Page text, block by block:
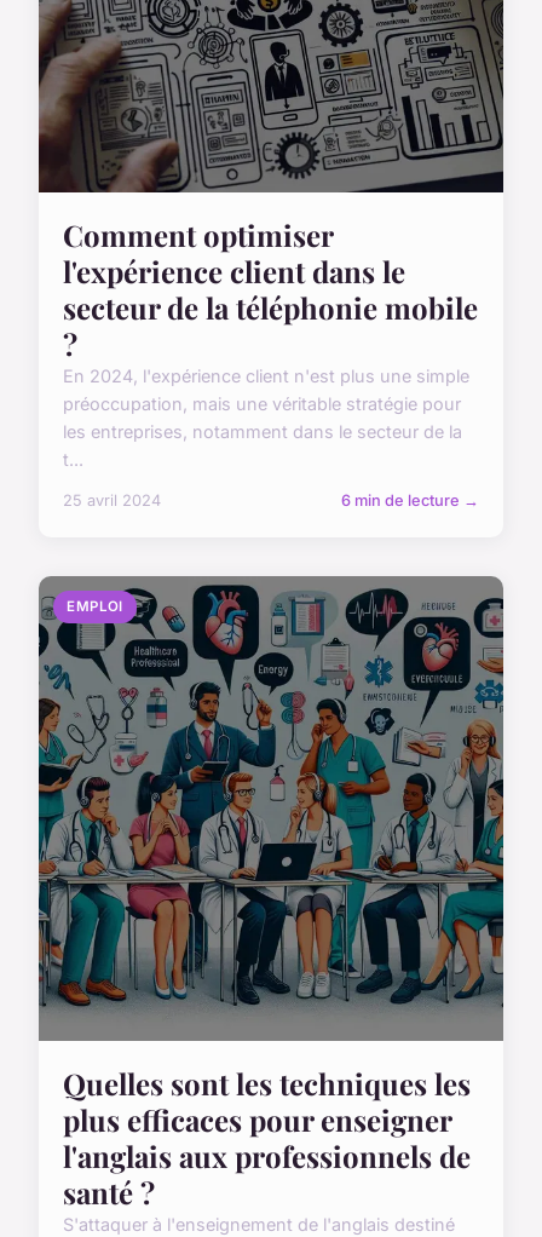
Comment optimiser
l'expérience client dans le
secteur de la téléphonie mobile
?
En 2024, l'expérience client n'est plus une simple
préoccupation, mais une véritable stratégie pour
les entreprises, notamment dans le secteur de la
t...
25 avril 2024 6 min de lecture →
EMPLOI
Quelles sont les techniques les
plus efficaces pour enseigner
l'anglais aux professionnels de
santé ?
S'attaquer à l'enseignement de l'anglais destiné